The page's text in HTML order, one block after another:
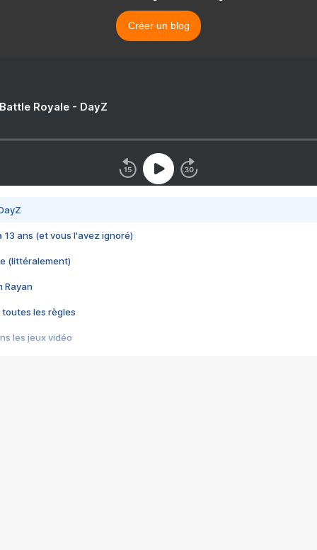
Créer un blog
Royale - DayZ
13 ans (et vous l'avez ignoré)
(littéralement)
Rayan
toutes les règles
les jeux vidéo